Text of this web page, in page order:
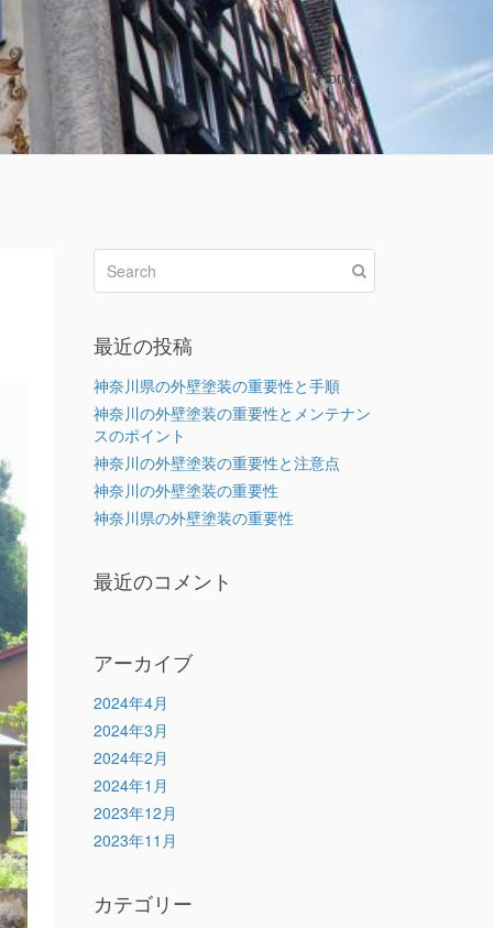
Home
最近の投稿
神奈川県の外壁塗装の重要性と手順
神奈川の外壁塗装の重要性とメンテナン
スのポイント
神奈川の外壁塗装の重要性と注意点
神奈川の外壁塗装の重要性
神奈川県の外壁塗装の重要性
最近のコメント
アーカイブ
2024年4月
2024年3月
2024年2月
2024年1月
2023年12月
2023年11月
カテゴリー